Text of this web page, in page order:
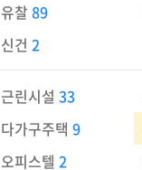
유찰 89
신건 2
근린시설 33
다가구주택 9
오피스텔 2